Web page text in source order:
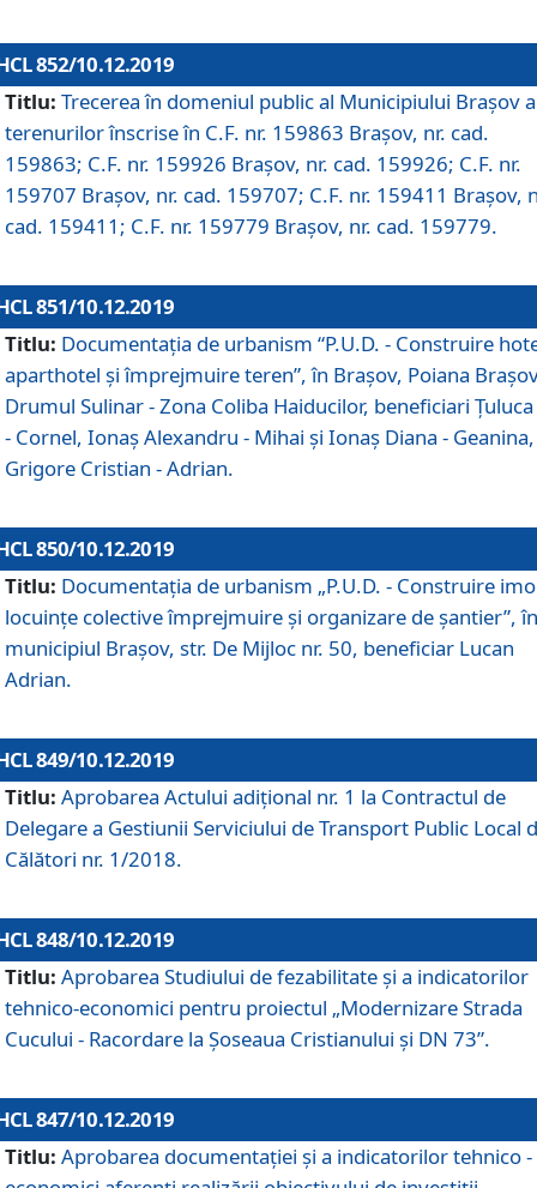
852/10.12.2019
Titlu: Trecerea în domeniul public al Municipiului Braşov a
terenurilor înscrise în C.F. nr. 159863 Brașov, nr. cad.
159863; C.F. nr. 159926 Brașov, nr. cad. 159926; C.F. nr.
159707 Brașov, nr. cad. 159707; C.F. nr. 159411 Brașov,
cad. 159411; C.F. nr. 159779 Brașov, nr. cad. 159779.
851/10.12.2019
Titlu: Documentaţia de urbanism “P.U.D. - Construire
aparthotel şi împrejmuire teren”, în Braşov, Poiana
Drumul Sulinar - Zona Coliba Haiducilor, beneficiari
- Cornel, Ionaş Alexandru - Mihai şi Ionaş Diana - Geanina,
Grigore Cristian - Adrian.
850/10.12.2019
Titlu: Documentaţia de urbanism „P.U.D. - Construire
locuințe colective împrejmuire și organizare de șantier”, în
municipiul Braşov, str. De Mijloc nr. 50, beneficiar Lucan
Adrian.
849/10.12.2019
Titlu: Aprobarea Actului adiţional nr. 1 la Contractul de
Delegare a Gestiunii Serviciului de Transport Public Local
Călători nr. 1/2018.
848/10.12.2019
Titlu: Aprobarea Studiului de fezabilitate şi a indicatorilor
tehnico-economici pentru proiectul „Modernizare Strada
Cucului - Racordare la Șoseaua Cristianului și DN 73”.
847/10.12.2019
Titlu: Aprobarea documentației și a indicatorilor tehnico -